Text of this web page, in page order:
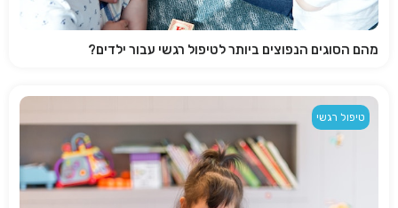
מהם הסוגים הנפוצים ביותר לטיפול רגשי עבור ילדים?
טיפול רגשי